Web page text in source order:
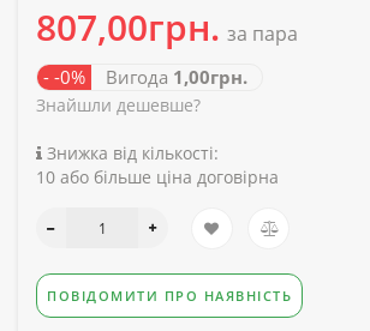
807,00грн. за пара
- -0% Вигода 1,00грн.
Знайшли дешевше?
Знижка від кількості:
10 або більше ціна договірна
ПОВІДОМИТИ ПРО НАЯВНІСТЬ